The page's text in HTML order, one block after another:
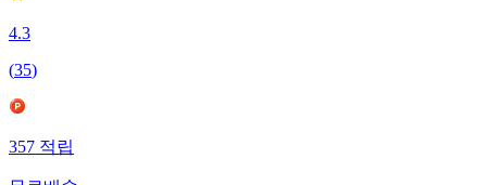
4.3
(35)
357적립